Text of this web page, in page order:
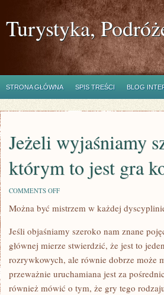
Turystyka,
STRONA GŁÓWNA SPIS TREŚCI BLOG
Jeżeli wyjaśniamy
którym to jest gra
COMMENTS OFFON
WYJAŚNIAMY
KULTOWE
POJĘCIE,
TO
JEST
GRA
KOMPUTEROWA
Można być mistrzem w każdej
Jeśli objaśniamy szeroko nam znane
głównej mierze stwierdzić, że jest to
rozrywkowych, ale równie dobrze może
przeważnie uruchamiana jest za
również mówić o tym, że gry tego